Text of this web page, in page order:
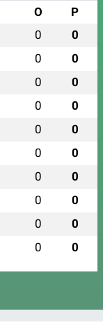
O P
0 0
0 0
0 0
0 0
0 0
0 0
0 0
0 0
0 0
0 0